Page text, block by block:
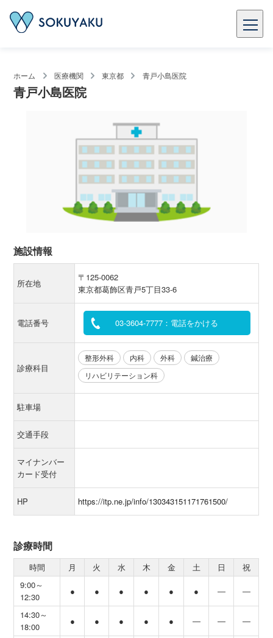
ホーム 医療機関 東京都 青戸小島医院
青戸小島医院
施設情報
所在地
〒125-0062
東京都葛飾区青戸5丁目33-6
電話番号 03-3604-7777：電話をかける
診療科目
整形外科 内科 外科
鍼治療
リハビリテーション科
駐車場
交通手段
マイナンバー
カード受付
HP https://itp.ne.jp/info/130343151171761500/
診療時間
時間 月 火 水 木 金 土 日
祝
9:00～
12:30
● ● ● ● ● ● ― ―
14:30～
18:00
● ● ● ● ● ― ― ―